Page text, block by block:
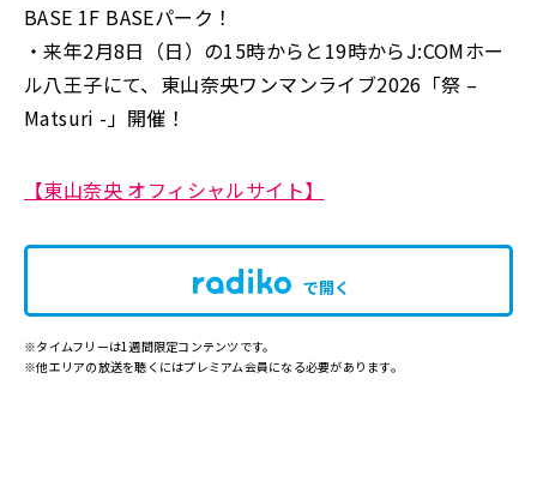
BASE 1F BASEパーク！
・来年2月8日（日）の15時からと19時からJ:COMホー
ル八王子にて、東山奈央ワンマンライブ2026「祭 –
Matsuri -」開催！
【東山奈央 オフィシャルサイト】
で開く
※タイムフリーは1週間限定コンテンツです。
※他エリアの放送を聴くにはプレミアム会員になる必要があります。